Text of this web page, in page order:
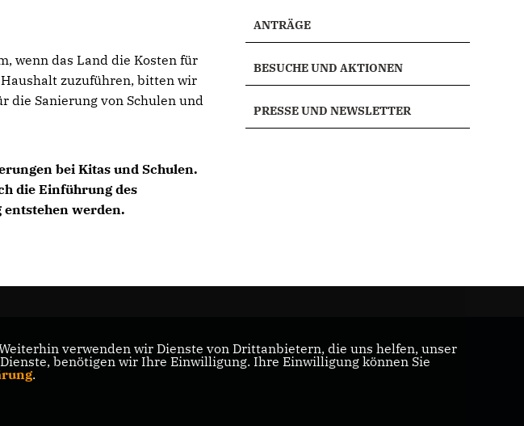
wenn das Land die Kosten für
zuzuführen, bitten wir
die Sanierung von Schulen und
bei Kitas und Schulen.
die Einführung des
werden.
ANTRÄGE
BESUCHE UND AKTIONEN
PRESSE UND NEWSLETTER
verwenden wir Dienste von Drittanbietern, die uns helfen, unser
benötigen wir Ihre Einwilligung. Ihre Einwilligung können Sie
.